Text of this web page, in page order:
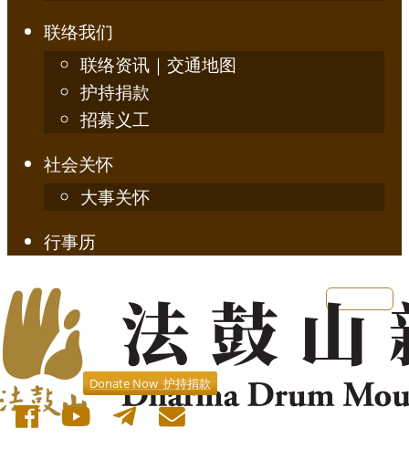
联络我们
联络资讯｜交通地图
护持捐款
招募义工
社会关怀
大事关怀
行事历
Donate Now 护持捐款